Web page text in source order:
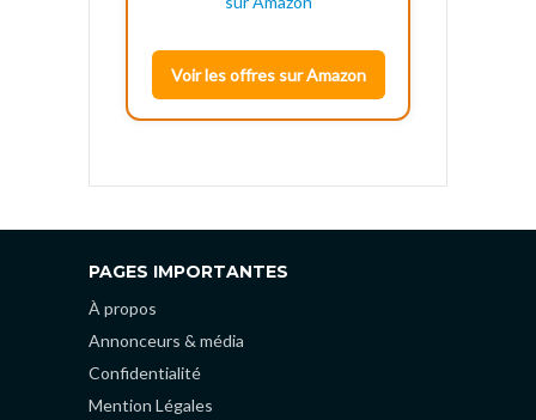
Voir les offres sur Amazon
PAGES IMPORTANTES
À propos
Annonceurs & média
Confidentialité
Mention Légales